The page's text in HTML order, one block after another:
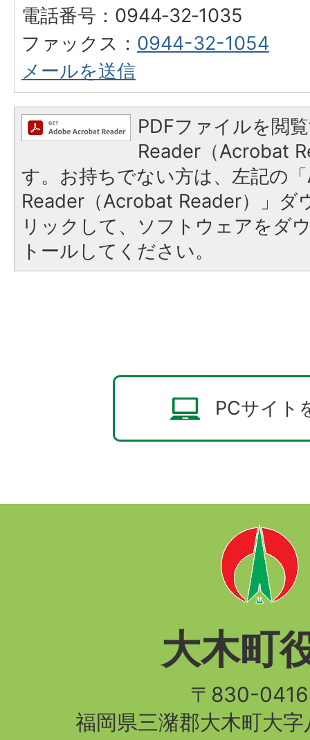
電話番号：0944‐32‐1035
ファックス： 0944-32-1054
メールを送信
PDFファイルを閲
Reader（Acrobat
す。お持ちでない方は、左記の
Reader（Acrobat Reader）」ダ
リックして、ソフトウェアをダ
トールしてください。
PCサイト
大木町
〒830-
福岡県三潴郡大木町大